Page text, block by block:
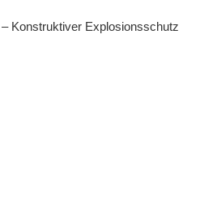
Konstruktiver Explosionsschutz